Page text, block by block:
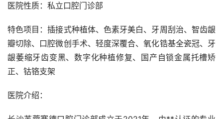
医院性质：私立口腔门诊部
特色项目：插接式种植体、色素牙美白、牙周刮治、智齿龈
瓣切除、口腔微创手术、轻度深覆合、氧化锆基全瓷冠、牙
龈萎缩牙齿变黑、数字化种植修复、国产自锁金属托槽矫
正、钴铬支架
医院介绍：